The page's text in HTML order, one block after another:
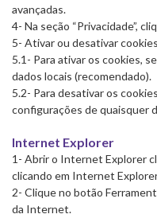
avançadas.
4- Na seção “Privacidade”,
5- Ativar ou desativar
5.1- Para ativar os cookies,
dados locais (recomendado).
5.2- Para desativar os
configurações de quaisquer
Internet Explorer
1- Abrir o Internet Explorer
clicando em Internet
2- Clique no botão
da Internet.